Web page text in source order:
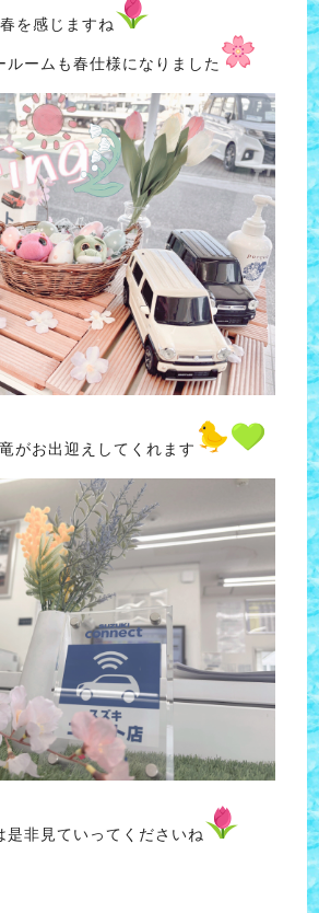
春を感じますね
ルームも春仕様になりました
がお出迎えしてくれます
是非見ていってくださいね